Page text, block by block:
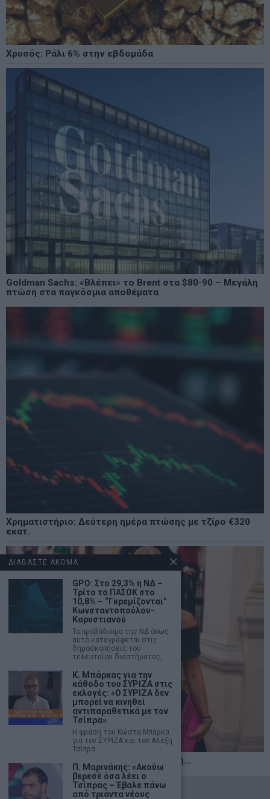
Χρυσός: Ράλι 6% στην εβδομάδα
Goldman Sachs: «Βλέπει» το Brent στα $80-90 – Μεγάλη
πτώση στα παγκόσμια αποθέματα
Χρηματιστήριο: Δεύτερη ημέρα πτώσης με τζίρο €320
εκατ.
Η αληθινή παιδεία ξεκινά από την ψυχή…
2026 - marketnews.gr - All Rights Reserved
ΔΙΑΒΑΣΤΕ ΑΚΟΜΑ
GPO: Στο 29,3% η ΝΔ –
Τρίτο το ΠΑΣΟΚ στο
10,8% – “Γκρεμίζονται”
Κωνσταντοπούλου-
Καρυστιανού
Το προβάδισμα της ΝΔ όπως
αυτό καταγράφεται στις
δημοσκοπήσεις του
τελευταίου διαστήματος,
Κ. Μπάρκας για την
κάθοδο του ΣΥΡΙΖΑ στις
εκλογές: «Ο ΣΥΡΙΖΑ δεν
μπορεί να κινηθεί
αντιπαραθετικά με τον
Τσίπρα»
Η φράση του Κώστα Μπάρκα
για τον ΣΥΡΙΖΑ και τον Αλέξη
Τσίπρα
Π. Μαρινάκης: «Ακούω
βερεσέ όσα λέει ο
Τσίπρας – Έβαλε πάνω
από τριάντα νέους